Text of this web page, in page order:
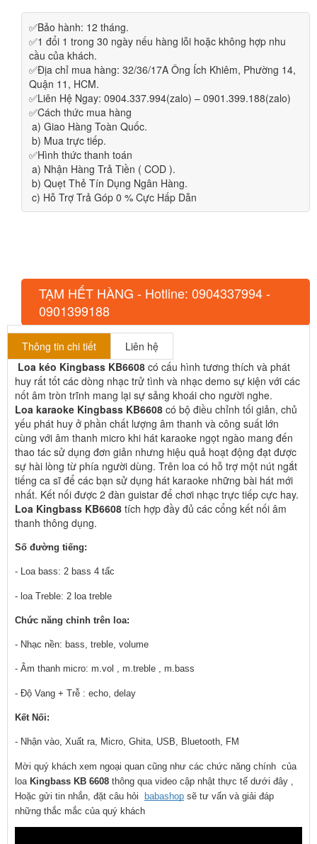
✅Bảo hành: 12 tháng.
✅1 đổi 1 trong 30 ngày nếu hàng lỗi hoặc không hợp nhu
cầu của khách.
✅Địa chỉ mua hàng: 32/36/17A Ông Ích Khiêm, Phường 14,
Quận 11, HCM.
✅Liên Hệ Ngay: 0904.337.994(zalo) – 0901.399.188(zalo)
✅Cách thức mua hàng
a) Giao Hàng Toàn Quốc.
b) Mua trực tiếp.
✅Hình thức thanh toán
a) Nhận Hàng Trả Tiền ( COD ).
b) Quẹt Thẻ Tín Dụng Ngân Hàng.
c) Hỗ Trợ Trả Góp 0 % Cực Hấp Dẫn
TẠM HẾT HÀNG - Hotline: 0904337994 -
0901399188
Thông tin chi tiết
Liên hệ
Loa kéo Kingbass KB6608 có cấu hình tương thích và phát
huy rất tốt các dòng nhạc trử tình và nhạc demo sự kiện với các
nốt âm tròn trĩnh mang lại sự sảng khoái cho người nghe.
Loa karaoke Kingbass KB6608 có bộ điều chỉnh tối giản, chủ
yếu phát huy ở phần chất lượng âm thanh và công suất lớn
cùng với âm thanh micro khi hát karaoke ngọt ngào mang đến
thao tác sử dụng đơn giản nhưng hiệu quả hoạt động đạt được
sự hài lòng từ phía người dùng. Trên loa có hỗ trợ một nút ngắt
tiếng ca sĩ để các bạn sử dụng hát karaoke những bài hát mới
nhất. Kết nối được 2 đàn guistar để chơi nhạc trực tiếp cực hay.
Loa Kingbass KB6608 tích hợp đầy đủ các cổng kết nối âm
thanh thông dụng.
Số đường tiếng:
- Loa bass: 2 bass 4 tấc
- loa Treble: 2 loa treble
Chức năng chỉnh trên loa:
- Nhạc nền: bass, treble, volume
- Âm thanh micro: m.vol , m.treble , m.bass
- Độ Vang + Trễ : echo, delay
Kết Nối:
- Nhận vào, Xuất ra, Micro, Ghita, USB, Bluetooth, FM
Mời quý khách xem ngoại quan cũng như các chức năng chính  của
loa Kingbass KB 6608 thông qua video cập nhật thực tế dưới đây ,
Hoặc gửi tin nhắn, đặt câu hỏi
babashop sẽ tư vấn và giải đáp
những thắc mắc của quý khách